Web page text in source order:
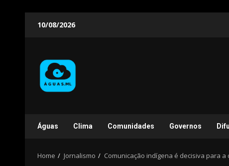
10/08/2026
Águas Clima Comunidades Governos
Home Jornalismo Comunicação indígena é decisiva para